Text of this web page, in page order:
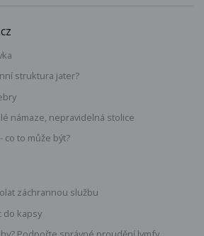
struktura jater?
námaze, nepravidelná stolice
co to může být?
záchrannou službu
do kapsy